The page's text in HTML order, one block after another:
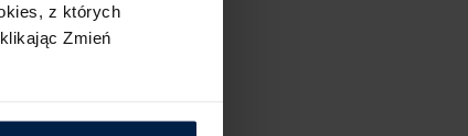
z których
Zmień